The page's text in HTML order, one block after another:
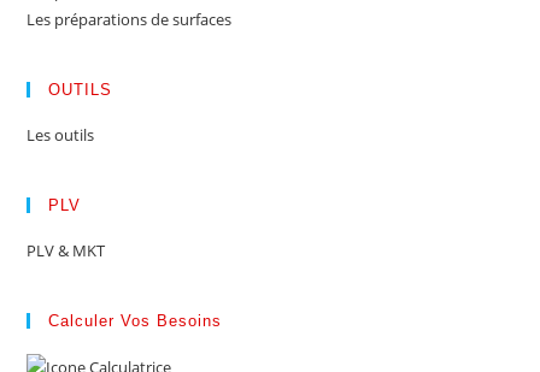
Les préparations de surfaces
OUTILS
Les outils
PLV
PLV & MKT
Calculer Vos Besoins